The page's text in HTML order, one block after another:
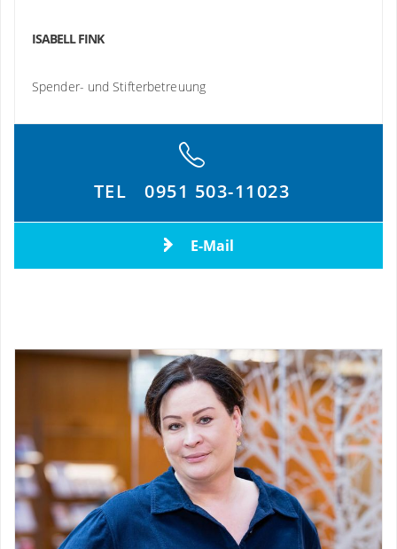
ISABELL FINK
Spender- und Stifterbetreuung
TEL 0951 503-11023
E-Mail